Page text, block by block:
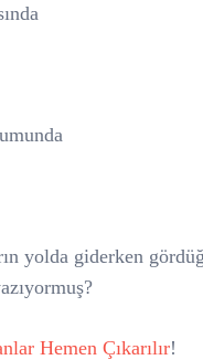
yolda giderken
Hemen Çıkarılır!